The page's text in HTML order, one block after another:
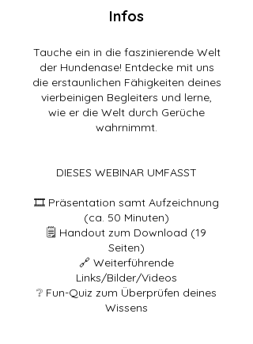
Infos
Tauche ein in die faszinierende Welt
der Hundenase! Entdecke mit uns
die erstaunlichen Fähigkeiten deines
vierbeinigen Begleiters und lerne,
wie er die Welt durch Gerüche
wahrnimmt.
DIESES WEBINAR UMFASST
🎞️ Präsentation samt Aufzeichnung
(ca. 50 Minuten)
🗒️ Handout zum Download (19
Seiten)
🔗 Weiterführende
Links/Bilder/Videos
❔ Fun-Quiz zum Überprüfen deines
Wissens